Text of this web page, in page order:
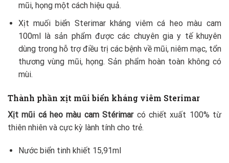
mũi, họng một cách hiệu quả.
Xịt muối biển Sterimar kháng viêm cá heo màu cam
100ml là sản phẩm được các chuyên gia y tế khuyên
dùng trong hỗ trợ điều trị các bệnh về mũi, niêm mạc, tổn
thương vùng mũi, họng. Sản phẩm hoàn toàn không có
mùi.
Thành phần xịt mũi biển kháng viêm Sterimar
Xịt mũi cá heo màu cam Stérimarcó chiết xuất 100% từ
thiên nhiên và cực kỳ lành tính cho trẻ.
Nước biển tinh khiết 15,91ml